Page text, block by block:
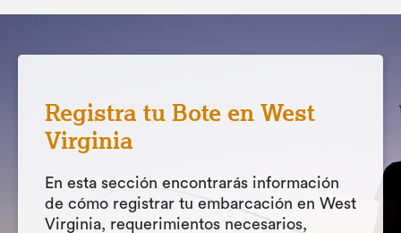
Registra tu Bote en West
Virginia
En esta sección encontrarás información
de cómo registrar tu embarcación en West
Virginia, requerimientos necesarios,